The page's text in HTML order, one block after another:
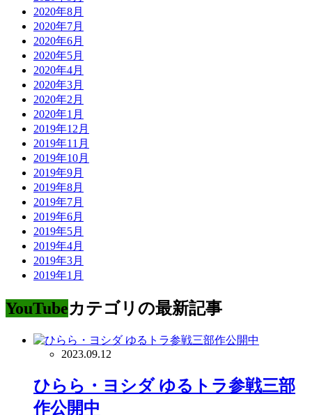
2020年8月
2020年7月
2020年6月
2020年5月
2020年4月
2020年3月
2020年2月
2020年1月
2019年12月
2019年11月
2019年10月
2019年9月
2019年8月
2019年7月
2019年6月
2019年5月
2019年4月
2019年3月
2019年1月
YouTubeカテゴリの最新記事
2023.09.12
ひらら・ヨシダ ゆるトラ参戦三部
作公開中